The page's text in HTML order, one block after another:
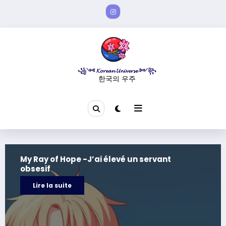
꧁༺ 𝓚𝓸𝓻𝓮𝓪𝓷 𝓤𝓷𝓲𝓿𝓮𝓻𝓼𝓮 ༻꧂
한국의 우주
My Ray of Hope -J’ai élevé un servant
obsesif
Lire la suite